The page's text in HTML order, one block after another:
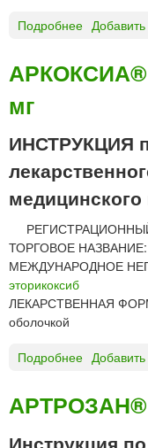
Подробнее
Е
О
Ф
Е
Н
А
К
т
а
л
«
С
АРКОКСИА®
мг
ИНСТРУКЦИЯ
ТОРГОВОЕ
МЕЖДУНАРОДНОЕ
эторикоксиб
ЛЕКАРСТВЕННАЯ
оболочкой
Подробнее
Р
К
АРТРОЗАН®
Инструкция